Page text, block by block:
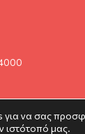
rights reserved.
να σας
ιστότοπό μας.